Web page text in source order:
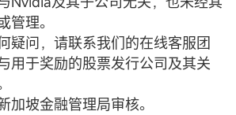
管理。
疑问，请联系我们的在线客服团
用于奖励的股票发行公司及其关
加坡金融管理局审核。